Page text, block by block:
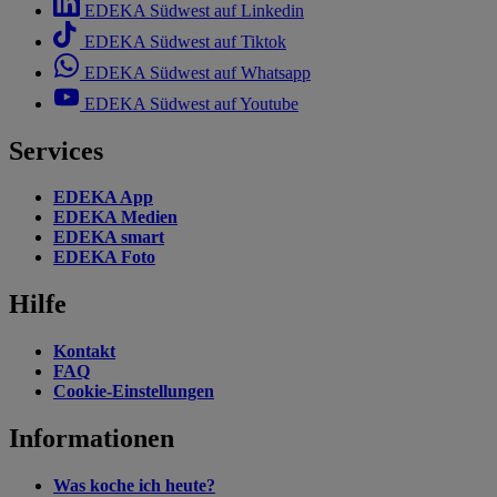
EDEKA Südwest auf Linkedin
EDEKA Südwest auf Tiktok
EDEKA Südwest auf Whatsapp
EDEKA Südwest auf Youtube
Services
EDEKA App
EDEKA Medien
EDEKA smart
EDEKA Foto
Hilfe
Kontakt
FAQ
Cookie-Einstellungen
Informationen
Was koche ich heute?